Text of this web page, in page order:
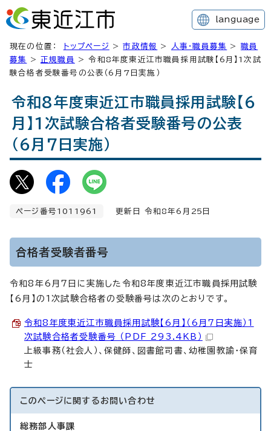
language
現在の位置： トップページ >市政情報 > 人事・職員募集 > 職員
募集
>正規職員
> 令和8年度東近江市職員採用試験【6月】1次試
験合格者受験番号の公表（6月7日実施）
令和8年度東近江市職員採用試験【6
月】1次試験合格者受験番号の公表
（6月7日実施）
ページ番号1011961 更新日 令和8年6月 25 日
合格者受験者番号
令和8年6月7日に実施した令和8年度東近江市職員採用試験
【6月】の1次試験合格者の受験番号は次のとおりです。
令和8年度東近江市職員採用試験【6月】（6月7日実施）1
次試験合格者受験番号 （PDF 293.4KB）
上級事務（社会人）、保健師、図書館司書、幼稚園教諭・保育
士
このページに関する お問い合わせ
総務部人事課